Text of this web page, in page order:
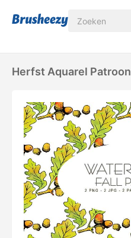
Herfst Aquarel Patroon